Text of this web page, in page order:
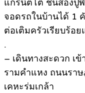
แกรนิตโต้ ชั้นสองปู
จอดรถในบ้านได้ 1
ต่อเติมครัวเรียบร้อย
.
– เดินทางสะดวก เ
รามคำแหง ถนนรา
เคหะร่มเกล้า